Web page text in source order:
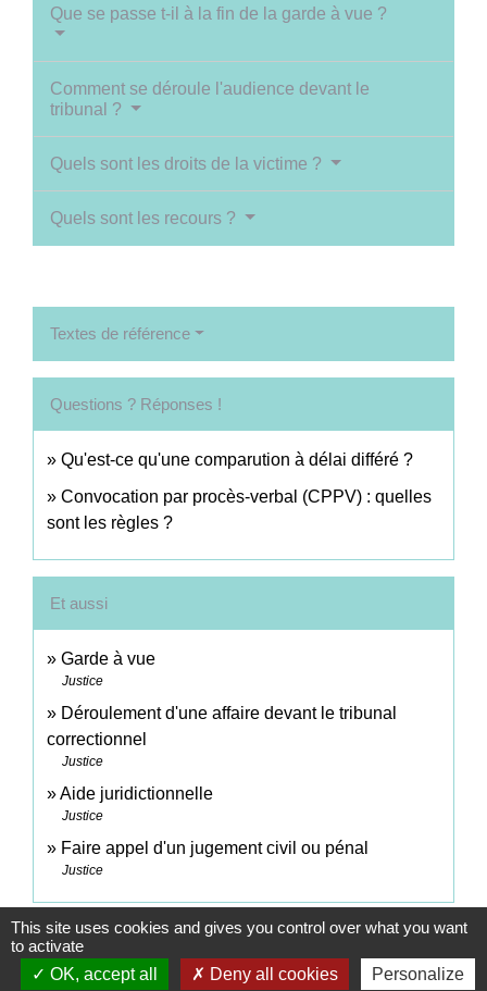
Que se passe t-il à la fin de la garde à vue ?
Comment se déroule l'audience devant le
tribunal ?
Quels sont les droits de la victime ?
Quels sont les recours ?
Textes de référence
Questions ? Réponses !
Qu'est-ce qu'une comparution à délai différé ?
Convocation par procès-verbal (CPPV) : quelles
sont les règles ?
Et aussi
Garde à vue
Justice
Déroulement d'une affaire devant le tribunal
correctionnel
Justice
Aide juridictionnelle
Justice
Faire appel d'un jugement civil ou pénal
Justice
Signaler une erreur sur cette page
This site uses cookies and gives you control over what you want
to activate
OK, accept all
Deny all cookies Personalize